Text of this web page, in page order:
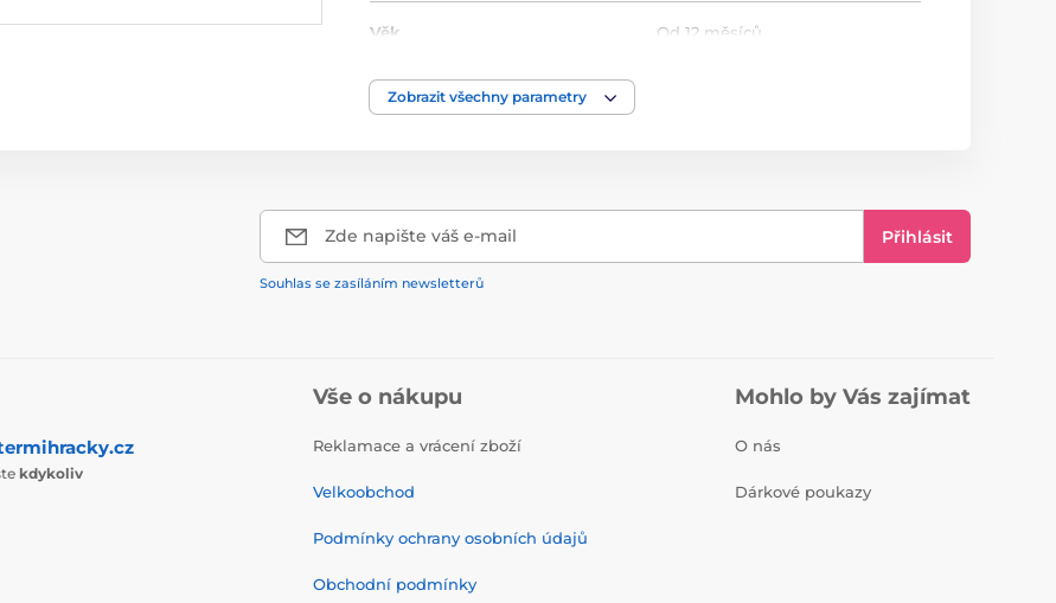
Věk Od 12 měsíců
Zobrazit všechny parametry
Zde napište váš e-mail Přihlásit
Souhlas se zasíláním newsletterů
kdykoliv
Vše o nákupu
Reklamace a vrácení zboží
Velkoobchod
Podmínky ochrany osobních údajů
Obchodní podmínky
Mohlo by Vás zajímat
O nás
Dárkové poukazy